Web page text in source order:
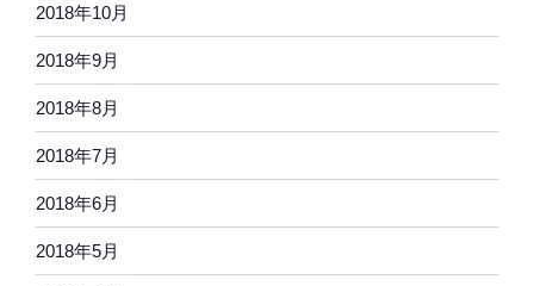
2018年10月
2018年9月
2018年8月
2018年7月
2018年6月
2018年5月